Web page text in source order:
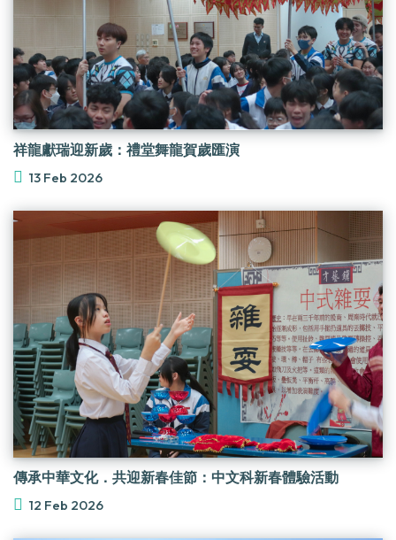
祥龍獻瑞迎新歲：禮堂舞龍賀歲匯演
13 Feb 2026
傳承中華文化．共迎新春佳節：中文科新春體驗活動
12 Feb 2026